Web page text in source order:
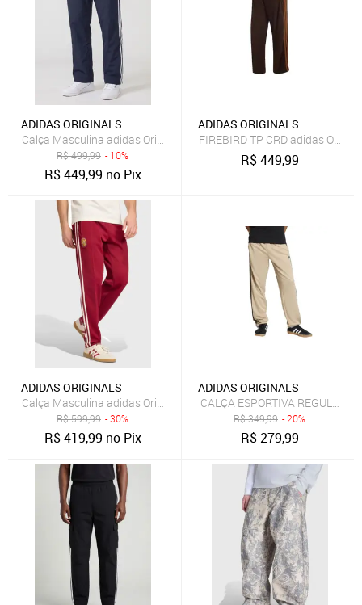
ADIDAS ORIGINALS
Calça Masculina adidas Originals Superfire TK PT Azul-Marinho
R$499,99 - 10%
R$449,99 no Pix
ADIDAS ORIGINALS
FIREBIRD TP CRD adidas
R$449,99
ADIDAS ORIGINALS
Calça Masculina adidas Originals Espanha Vermelha
R$599,99 - 30%
R$419,99 no Pix
ADIDAS ORIGINALS
CALÇA ESPORTIVA REGULAR
R$349,99 - 20%
R$279,99